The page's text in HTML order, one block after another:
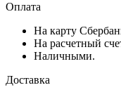
Оплата
На карту
На расчетный
Наличными.
Доставка